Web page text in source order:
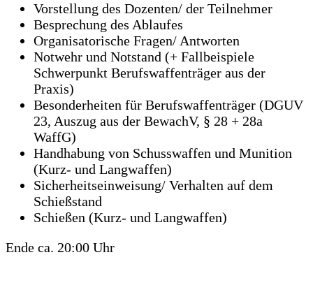
Vorstellung des Dozenten/ der Teilnehmer
Besprechung des Ablaufes
Organisatorische Fragen/ Antworten
Notwehr und Notstand (+ Fallbeispiele
Schwerpunkt Berufswaffenträger aus der
Praxis)
Besonderheiten für Berufswaffenträger (DGUV
23, Auszug aus der BewachV, § 28 + 28a
WaffG)
Handhabung von Schusswaffen und Munition
(Kurz- und Langwaffen)
Sicherheitseinweisung/ Verhalten auf dem
Schießstand
Schießen (Kurz- und Langwaffen)
Ende ca. 20:00 Uhr